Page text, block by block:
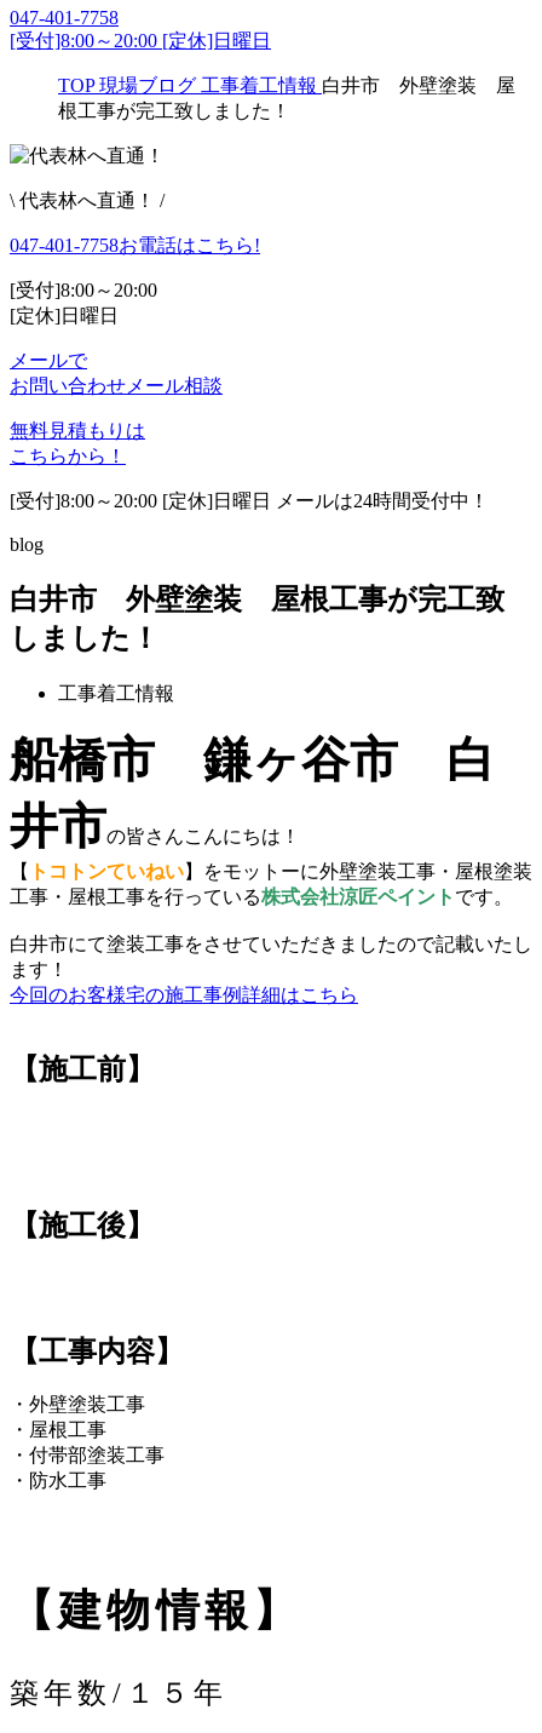
047-401-7758
[受付]8:00～20:00 [定休]日曜日
TOP 現場ブログ 工事着工情報 白井市 外壁塗装 屋
根工事が完工致しました！
\ 代表林へ直通！ /
047-401-7758お電話はこちら!
[受付]8:00～20:00
[定休]日曜日
メールで
お問い合わせ メール相談
無料見積もりは
こちらから！
[受付]8:00～20:00 [定休]日曜日 メールは24時間受付中！
blog
白井市 外壁塗装 屋根工事が完工致
しました！
工事着工情報
船橋市 鎌ヶ谷市 白
井市の皆さんこんにちは！
【 トコトンていねい】をモットーに外壁塗装工事・屋根塗装
工事・屋根工事を行っている株式会社涼匠ペイント です。
白井市にて塗装工事をさせていただきましたので記載いたし
ます！
今回のお客様宅の施工事例詳細はこちら
【施工前】
【施工後】
【工事内容】
・外壁塗装工事
・屋根工事
・付帯部塗装工事
・防水工事
【建物情報】
築年数/１５年